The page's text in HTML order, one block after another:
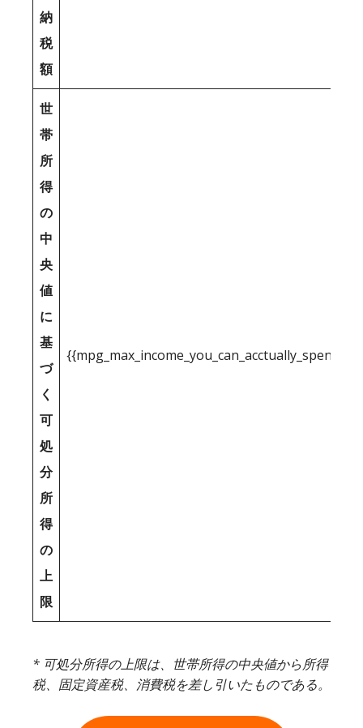
納
税
額
世
帯
所
得
の
中
央
値
に
基
づ
く
可
処
分
所
得
の
上
限
* 可処分所得の上限は、世帯所得の中央値から所得
税、固定資産税、消費税を差し引いたものである。